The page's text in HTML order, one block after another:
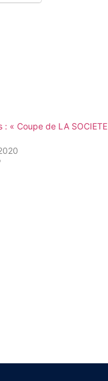
: « Coupe de LA SOCIETE